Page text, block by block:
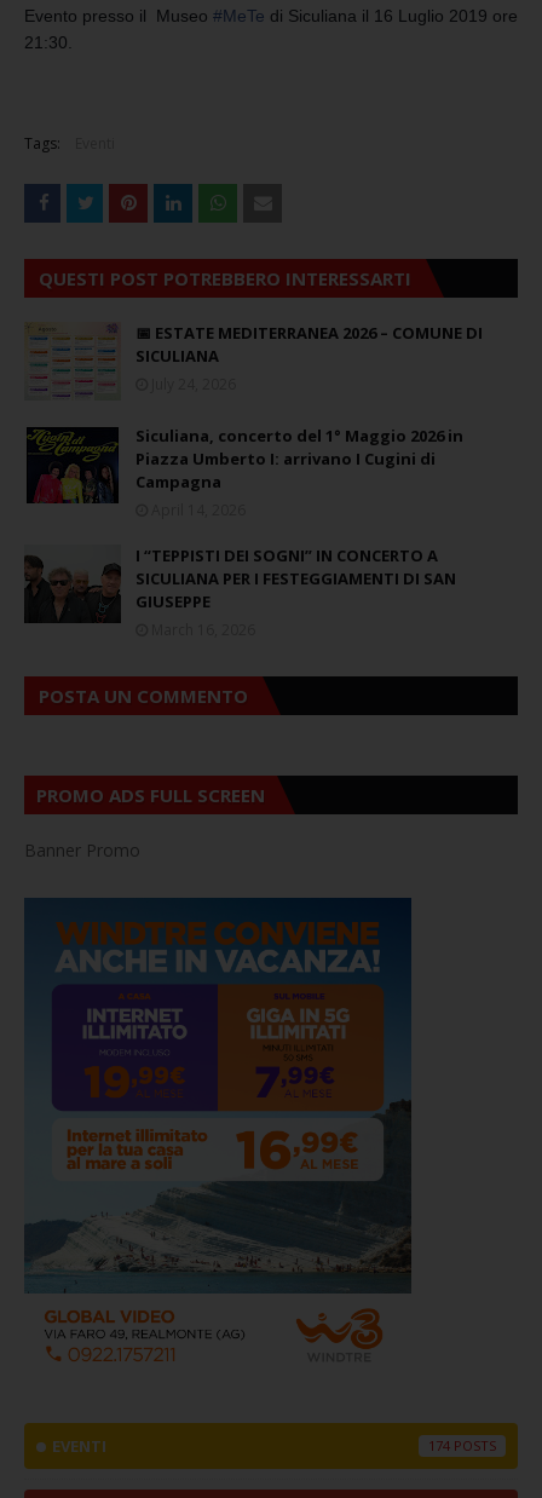
Evento presso il Museo #MeTe di Siculiana il 16 Luglio 2019 ore
21:30.
Tags:
QUESTI POST POTREBBERO INTERESSARTI
📅 ESTATE MEDITERRANEA 2026 – COMUNE DI
SICULIANA
Siculiana, concerto del 1° Maggio 2026 in
Piazza Umberto I: arrivano I Cugini di
Campagna
I “TEPPISTI DEI SOGNI” IN CONCERTO A
SICULIANA PER I FESTEGGIAMENTI DI SAN
GIUSEPPE
POSTA UN COMMENTO
PROMO ADS FULL SCREEN
Banner Promo
EVENTI 174